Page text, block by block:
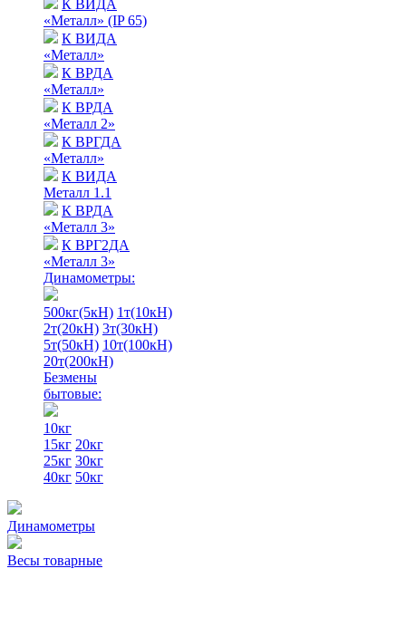
К ВИДА
«Металл» (IP 65)
К ВИДА
«Металл»
К ВРДА
«Металл»
К ВРДА
«Металл 2»
К ВРГДА
«Металл»
К ВИДА
Металл 1.1
К ВРДА
«Металл 3»
К ВРГ2ДА
«Металл 3»
Динамометры:
500кг(5кН) 1т(10кН)
2т(20кН) 3т(30кН)
5т(50кН) 10т(100кН)
20т(200кН)
Безмены
бытовые:
10кг
15кг 20кг
25кг 30кг
40кг 50кг
Динамометры
Весы товарные